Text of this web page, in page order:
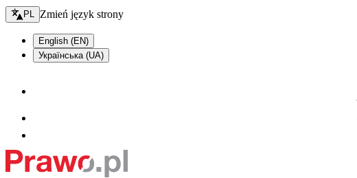
Zmień język - bieżący:
PL Zmień język strony
English (EN)
Українська (UA)